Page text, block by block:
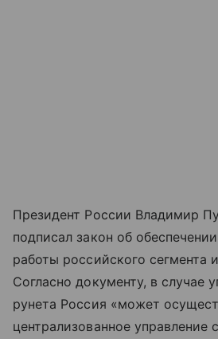
Президент России Владимир
подписал закон об
работы российского сегмента
Согласно документу, в случае
рунета Россия «может
централизованное управление